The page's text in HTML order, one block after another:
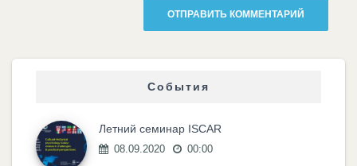
События
Летний семинар ISCAR
08.09.2020 00:00